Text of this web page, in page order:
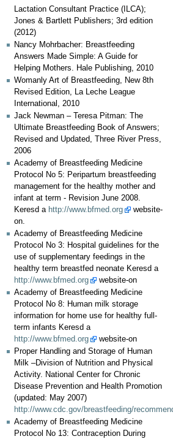
Lactation Consultant Practice (ILCA);
Jones & Bartlett Publishers; 3rd edition
(2012)
Nancy Mohrbacher: Breastfeeding
Answers Made Simple: A Guide for
Helping Mothers. Hale Publishing, 2010
Womanly Art of Breastfeeding, New 8th
Revised Edition, La Leche League
International, 2010
Jack Newman – Teresa Pitman: The
Ultimate Breastfeeding Book of Answers;
Revised and Updated, Three River Press,
2006
Academy of Breastfeeding Medicine
Protocol No 5: Peripartum breastfeeding
management for the healthy mother and
infant at term - Revision June 2008.
Keresd a http://www.bfmed.org
website-
on.
Academy of Breastfeeding Medicine
Protocol No 3: Hospital guidelines for the
use of supplementary feedings in the
healthy term breastfed neonate Keresd a
http://www.bfmed.org
website-on
Academy of Breastfeeding Medicine
Protocol No 8: Human milk storage
information for home use for healthy full-
term infants Keresd a
http://www.bfmed.org
website-on
Proper Handling and Storage of Human
Milk –Division of Nutrition and Physical
Activity. National Center for Chronic
Disease Prevention and Health Promotion
(updated: May 2007)
http://www.cdc.gov/breastfeeding/
Academy of Breastfeeding Medicine
Protocol No 13: Contraception During